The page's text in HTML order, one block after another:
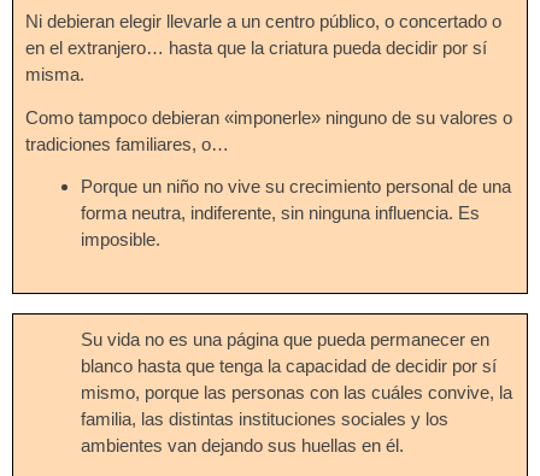
Ni debieran elegir llevarle a un centro público, o concertado o
en el extranjero… hasta que la criatura pueda decidir por sí
misma.
Como tampoco debieran «imponerle» ninguno de su valores o
tradiciones familiares, o…
Porque un niño no vive su crecimiento personal de una
forma neutra, indiferente, sin ninguna influencia. Es
imposible.
Su vida no es una página que pueda permanecer en
blanco hasta que tenga la capacidad de decidir por sí
mismo, porque las personas con las cuáles convive, la
familia, las distintas instituciones sociales y los
ambientes van dejando sus huellas en él.